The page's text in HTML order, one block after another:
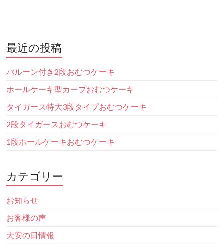
最近の投稿
バルーン付き2段おむつケーキ
ホールケーキ型カープおむつケーキ
タイガース特大3段タイプおむつケーキ
2段タイガースおむつケーキ
1段ホールケーキおむつケーキ
カテゴリー
お知らせ
お客様の声
大安の日情報